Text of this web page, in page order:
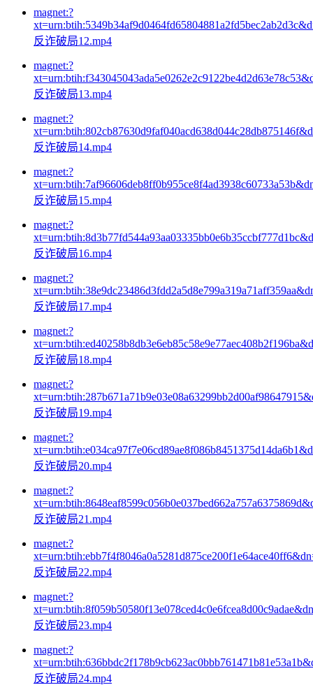
magnet:?
反诈破局12.mp4
magnet:?
反诈破局13.mp4
magnet:?
反诈破局14.mp4
magnet:?
反诈破局15.mp4
magnet:?
反诈破局16.mp4
magnet:?
反诈破局17.mp4
magnet:?
反诈破局18.mp4
magnet:?
反诈破局19.mp4
magnet:?
反诈破局20.mp4
magnet:?
反诈破局21.mp4
magnet:?
反诈破局22.mp4
magnet:?
反诈破局23.mp4
magnet:?
反诈破局24.mp4